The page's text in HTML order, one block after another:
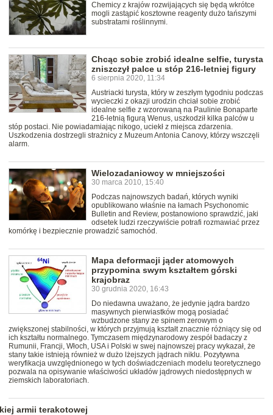
Chemicy z krajów rozwijających się będą wkrótce
mogli zastąpić kosztowne reagenty dużo tańszymi
substratami roślinnymi.
Chcąc sobie zrobić idealne selfie, turysta
zniszczył palce u stóp 216-letniej figury
6 sierpnia 2020, 11:34
Austriacki turysta, który w zeszłym tygodniu podczas
wycieczki z okazji urodzin chciał sobie zrobić
idealne selfie z wzorowaną na Paulinie Bonaparte
216-letnią figurą Wenus, uszkodził kilka palców u
stóp postaci. Nie powiadamiając nikogo, uciekł z miejsca zdarzenia.
Uszkodzenia dostrzegli strażnicy z Muzeum Antonia Canovy, którzy wszczęli
alarm.
Wielozadaniowcy w mniejszości
30 marca 2010, 15:40
Podczas najnowszych badań, których wyniki
opublikowano właśnie na łamach Psychonomic
Bulletin and Review, postanowiono sprawdzić, jaki
odsetek ludzi rzeczywiście potrafi rozmawiać przez
komórkę i bezpiecznie prowadzić samochód.
Mapa deformacji jąder atomowych
przypomina swym kształtem górski
krajobraz
30 grudnia 2020, 16:43
Do niedawna uważano, że jedynie jądra bardzo
masywnych pierwiastków mogą posiadać
wzbudzone stany ze spinem zerowym o
zwiększonej stabilności, w których przyjmują kształt znacznie różniący się od
ich kształtu normalnego. Tymczasem międzynarodowy zespół badaczy z
Rumunii, Francji, Włoch, USA i Polski w swej najnowszej pracy wykazał, że
stany takie istnieją również w dużo lżejszych jądrach niklu. Pozytywna
weryfikacja uwzględnionego w tych doświadczeniach modelu teoretycznego
pozwala na opisywanie właściwości układów jądrowych niedostępnych w
ziemskich laboratoriach.
armii terakotowej